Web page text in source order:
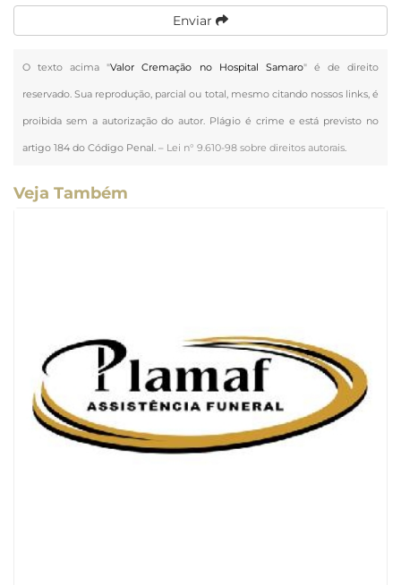
Enviar
O texto acima "Valor Cremação no Hospital Samaro" é de direito
reservado. Sua reprodução, parcial ou total, mesmo citando nossos links, é
proibida sem a autorização do autor. Plágio é crime e está previsto no
artigo 184 do Código Penal. – Lei n° 9.610-98 sobre direitos autorais.
Veja Também